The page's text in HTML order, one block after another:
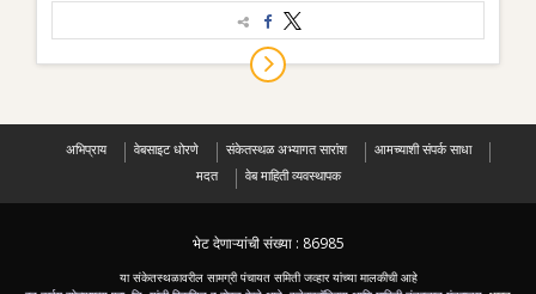
अभिप्राय वेबसाइट धोरणे संकेतस्थळ अभ्यागत सारांश
आमच्याशी संपर्क साधा
मदत
वेब माहिती व्यवस्थापक
भेट देणाऱ्यांची संख्या : 86985
या संकेतस्थळावरील सामग्री पंचायत समिती जव्हार यांच्या मालकीची आहे